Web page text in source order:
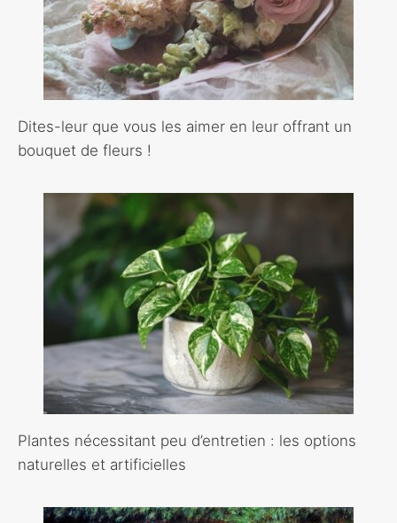
Dites-leur que vous les aimer en leur offrant un
bouquet de fleurs !
Plantes nécessitant peu d’entretien : les options
naturelles et artificielles